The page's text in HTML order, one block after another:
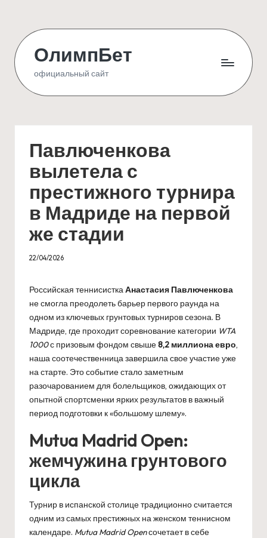
content
ОлимпБет
официальный сайт
Павлюченкова
вылетела с
престижного турнира
в Мадриде на первой
же стадии
22/04/2026
Российская теннисисткаАнастасия Павлюченкова
не смогла преодолеть барьер первого раунда на
одном из ключевых грунтовых турниров сезона. В
Мадриде, где проходит соревнование категории WTA
1000с призовым фондом свыше8,2 миллиона евро,
наша соотечественница завершила свое участие уже
на старте. Это событие стало заметным
разочарованием для болельщиков, ожидающих от
опытной спортсменки ярких результатов в важный
период подготовки к «большому шлему».
Mutua Madrid Open:
жемчужина грунтового
цикла
Турнир в испанской столице традиционно считается
одним из самых престижных на женском теннисном
календаре. Mutua Madrid Openсочетает в себе